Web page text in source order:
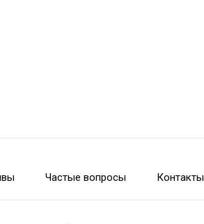
Частые вопросы Контакты